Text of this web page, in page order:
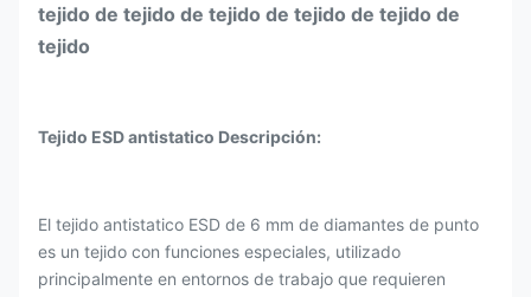
tejido de tejido de tejido de tejido de tejido de
tejido
Tejido ESD antistatico Descripción:
El tejido antistatico ESD de 6 mm de diamantes de punto
es un tejido con funciones especiales, utilizado
principalmente en entornos de trabajo que requieren